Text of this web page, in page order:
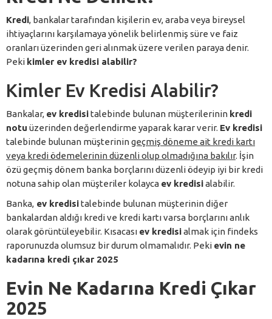
Kredi, bankalar tarafından kişilerin ev, araba veya bireysel
ihtiyaçlarını karşılamaya yönelik belirlenmiş süre ve faiz
oranları üzerinden geri alınmak üzere verilen paraya denir.
Peki kimler ev kredisi alabilir?
Kimler Ev Kredisi Alabilir?
Bankalar, ev kredisitalebinde bulunan müşterilerinin kredi
notu üzerinden değerlendirme yaparak karar verir. Ev kredisi
talebinde bulunan müşteriningeçmiş döneme ait kredi kartı
veya kredi ödemelerinin düzenli olup olmadığına bakılır. İşin
özü geçmiş dönem banka borçlarını düzenli ödeyip iyi bir kredi
notuna sahip olan müşteriler kolayca ev kredisialabilir.
Banka, ev kredisitalebinde bulunan müşterinin diğer
bankalardan aldığı kredi ve kredi kartı varsa borçlarını anlık
olarak görüntüleyebilir. Kısacası ev kredisialmak için findeks
raporunuzda olumsuz bir durum olmamalıdır. Peki evin ne
kadarına kredi çıkar 2025
Evin Ne Kadarına Kredi Çıkar
2025